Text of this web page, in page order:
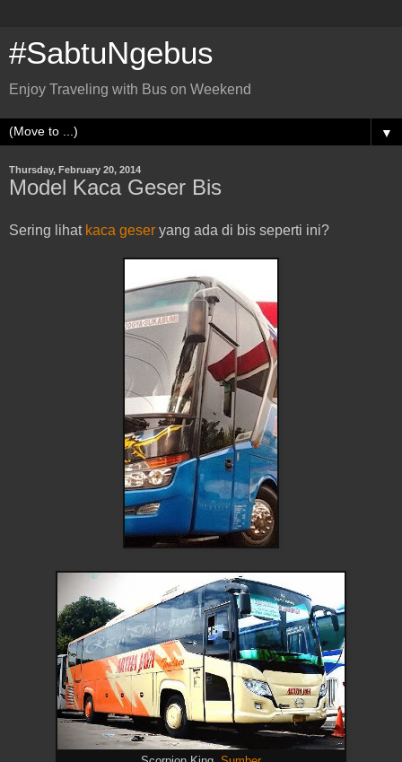
#SabtuNgebus
Enjoy Traveling with Bus on Weekend
▼
Thursday, February 20, 2014
Model Kaca Geser Bis
Sering lihat kaca geser yang ada di bis seperti ini?